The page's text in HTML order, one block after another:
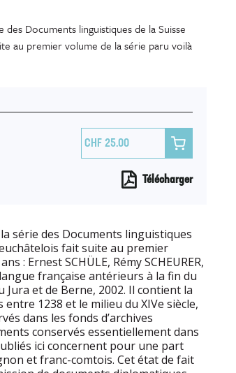
Documents linguistiques de la Suisse
au premier volume de la série paru voilà
25.00 
Télécharger
série des Documents linguistiques
fait suite au premier
: Ernest SCHÜLE, Rémy SCHEURER,
française antérieurs à la fin du
Jura et de Berne, 2002. Il contient la
1238 et le milieu du XIVe siècle,
dans les fonds d’archives
conservés essentiellement dans
ici concernent pour une part
et franc-comtois. Cet état de fait